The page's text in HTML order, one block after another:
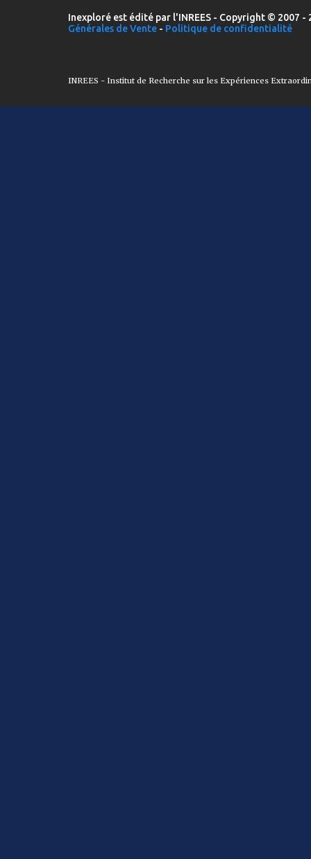
Inexploré est édité par l'INREES - Copyright © 2007
Générales de Vente - Politique de confidentialité
INREES - Institut de Recherche sur les Expériences